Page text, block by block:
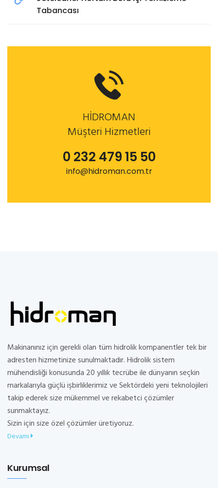
Tabancası
HİDROMAN
Müşteri Hizmetleri
0 232 479 15 50
info@hidroman.com.tr
Makinanınız için gerekli olan tüm hidrolik kompanentler tek bir
adresten hizmetinize sunulmaktadır. Hidrolik sistem
mühendisliği konusunda 20 yıllık tecrübe ile dünyanın seçkin
markalarıyla güçlü işbirliklerimiz ve Sektördeki yeni teknolojileri
takip ederek size mükemmel ve rekabetci çözümler
sunmaktayız.
Sizin için size özel çözümler üretiyoruz.
Devamı
Kurumsal